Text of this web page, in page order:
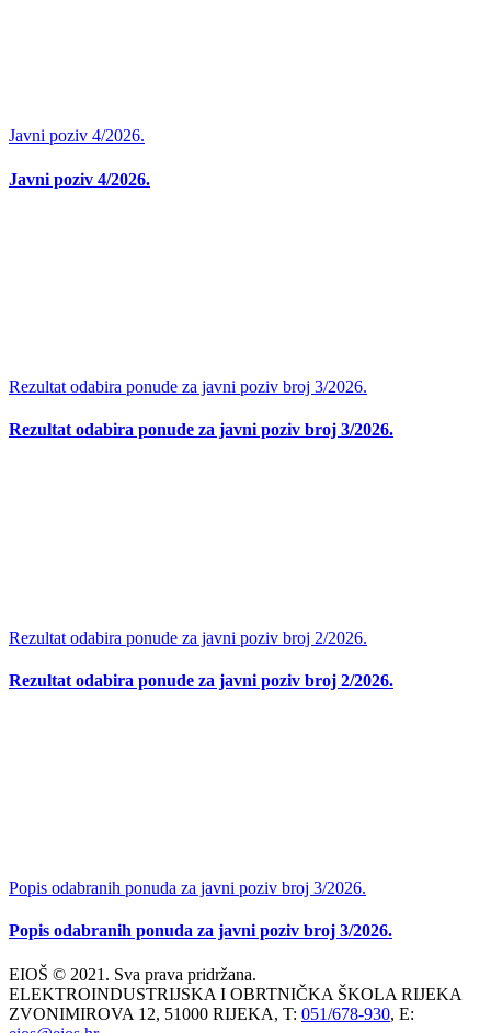
Javni poziv 4/2026.
Javni poziv 4/2026.
Rezultat odabira ponude za javni poziv broj 3/2026.
Rezultat odabira ponude za javni poziv broj 3/2026.
Rezultat odabira ponude za javni poziv broj 2/2026.
Rezultat odabira ponude za javni poziv broj 2/2026.
Popis odabranih ponuda za javni poziv broj 3/2026.
Popis odabranih ponuda za javni poziv broj 3/2026.
EIOŠ © 2021. Sva prava pridržana.
ELEKTROINDUSTRIJSKA I OBRTNIČKA ŠKOLA RIJEKA
ZVONIMIROVA 12, 51000 RIJEKA, T: 051/678-930, E: